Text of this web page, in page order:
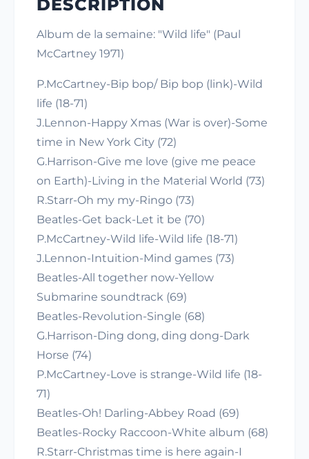
DESCRIPTION
Album de la semaine: "Wild life" (Paul
McCartney 1971)
P.McCartney-Bip bop/ Bip bop (link)-Wild
life (18-71)
J.Lennon-Happy Xmas (War is over)-Some
time in New York City (72)
G.Harrison-Give me love (give me peace
on Earth)-Living in the Material World (73)
R.Starr-Oh my my-Ringo (73)
Beatles-Get back-Let it be (70)
P.McCartney-Wild life-Wild life (18-71)
J.Lennon-Intuition-Mind games (73)
Beatles-All together now-Yellow
Submarine soundtrack (69)
Beatles-Revolution-Single (68)
G.Harrison-Ding dong, ding dong-Dark
Horse (74)
P.McCartney-Love is strange-Wild life (18-
71)
Beatles-Oh! Darling-Abbey Road (69)
Beatles-Rocky Raccoon-White album (68)
R.Starr-Christmas time is here again-I